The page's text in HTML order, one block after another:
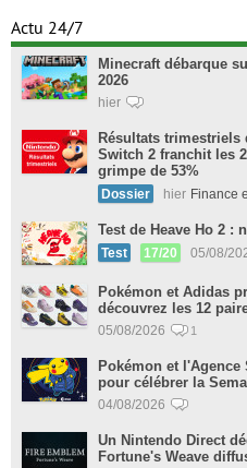
Actu 24/7
Minecraft débarque
2026
hier
Résultats trimestriels
Switch 2 franchit les
grimpe de 53%
Dossier hier Finance
Test de Heave Ho 2 :
Test 17/20 05/08/
Pokémon et Adidas
découvrez les 12
05/08/2026 1
Pokémon et l'Agence
pour célébrer la
04/08/2026
Un Nintendo Direct
Fortune's Weave